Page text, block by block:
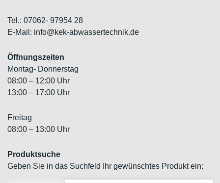
Tel.: 07062- 97954 28
E-Mail: info@kek-abwassertechnik.de
Öffnungszeiten
Montag- Donnerstag
08:00 – 12:00 Uhr
13:00 – 17:00 Uhr
Freitag
08:00 – 13:00 Uhr
Produktsuche
Geben Sie in das Suchfeld Ihr gewünschtes Produkt ein: